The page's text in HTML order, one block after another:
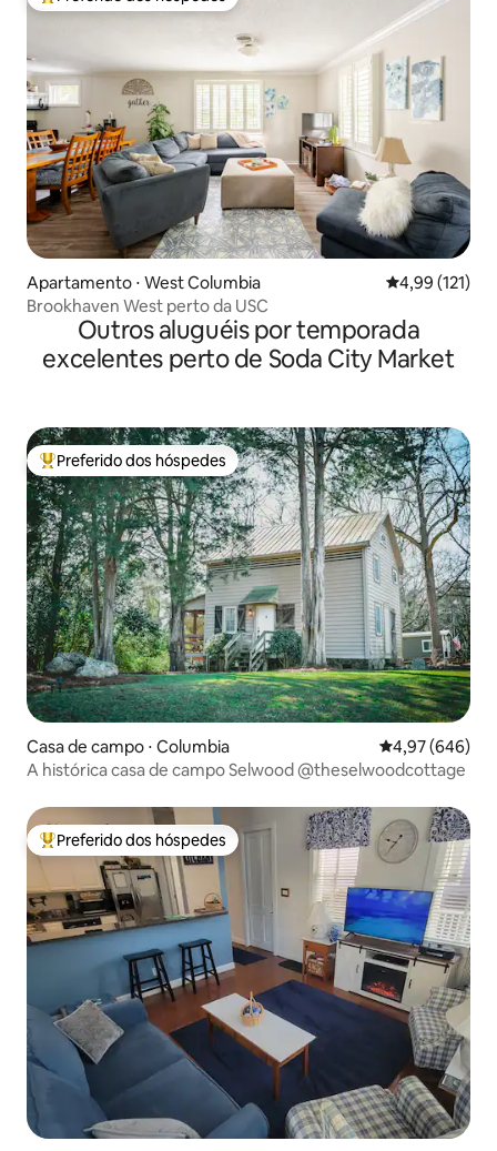
Entre os melhores preferidos dos hóspedes
Apartamento ⋅ West Columbia 4,99 de uma
4,99 (121)
Brookhaven West perto da USC
Outros aluguéis por temporada
excelentes perto de Soda City Market
Entre os melhores preferidos dos hóspedes
Preferido dos hóspedes
Casa de campo ⋅ Columbia 4,97 de uma
4,97 (646)
A histórica casa de campo Selwood @theselwoodcottage
Entre os melhores preferidos dos hóspedes
Preferido dos hóspedes